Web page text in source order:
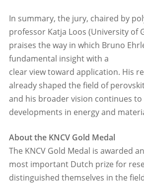
In summary, the jury, chaired by
professor Katja Loos (University of
praises the way in which Bruno
fundamental insight with a
clear view toward application. His
already shaped the field of
and his broader vision continues
developments in energy and
About the KNCV Gold Medal
The KNCV Gold Medal is awarded
most important Dutch prize for
distinguished themselves in the